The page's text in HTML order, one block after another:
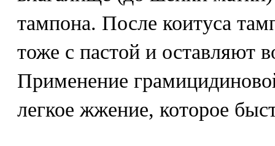
тампона. После коитуса
тоже с пастой и оставляют
Применение
легкое жжение, которое